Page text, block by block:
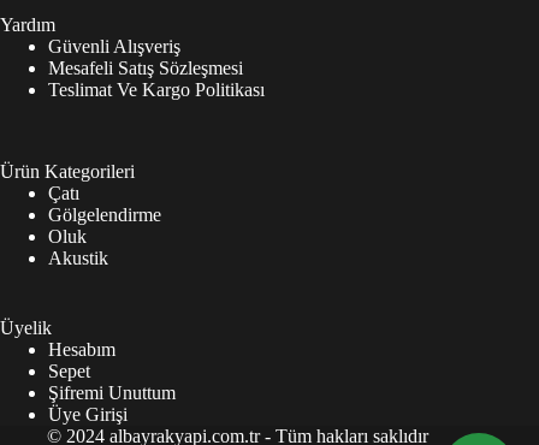
Yardım
Güvenli Alışveriş
Mesafeli Satış Sözleşmesi
Teslimat Ve Kargo Politikası
Ürün Kategorileri
Çatı
Gölgelendirme
Oluk
Akustik
Üyelik
Hesabım
Sepet
Şifremi Unuttum
Üye Girişi
© 2024 albayrakyapi.com.tr - Tüm hakları saklıdır